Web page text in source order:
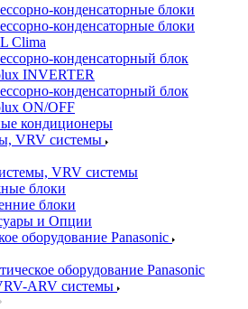
конденсаторные блоки
конденсаторные блоки
Clima
конденсаторный блок
INVERTER
конденсаторный блок
ON/OFF
кондиционеры
VRV системы
VRV системы
блоки
блоки
и Опции
оборудование Panasonic
оборудование Panasonic
ARV системы